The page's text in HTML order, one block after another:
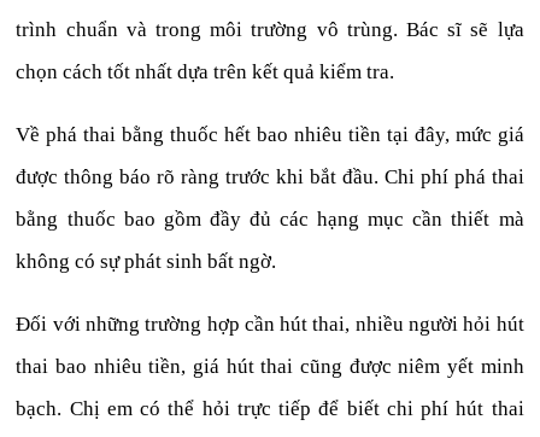
trình chuẩn và trong môi trường vô trùng. Bác sĩ sẽ lựa
chọn cách tốt nhất dựa trên kết quả kiểm tra.
Về phá thai bằng thuốc hết bao nhiêu tiền tại đây, mức giá
được thông báo rõ ràng trước khi bắt đầu. Chi phí phá thai
bằng thuốc bao gồm đầy đủ các hạng mục cần thiết mà
không có sự phát sinh bất ngờ.
Đối với những trường hợp cần hút thai, nhiều người hỏi hút
thai bao nhiêu tiền, giá hút thai cũng được niêm yết minh
bạch. Chị em có thể hỏi trực tiếp để biết chi phí hút thai